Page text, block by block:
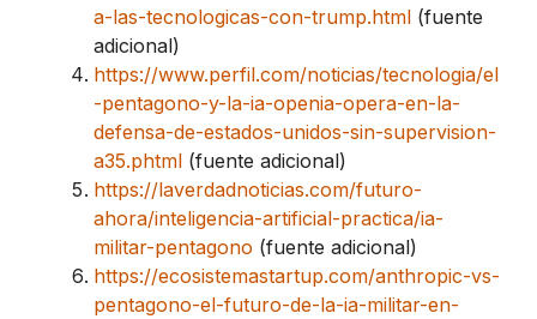
a-las-tecnologicas-con-trump.html (fuente
adicional)
https://www.perfil.com/noticias/tecnologia/el
-pentagono-y-la-ia-openia-opera-en-la-
defensa-de-estados-unidos-sin-supervision-
a35.phtml (fuente adicional)
https://laverdadnoticias.com/futuro-
ahora/inteligencia-artificial-practica/ia-
militar-pentagono (fuente adicional)
https://ecosistemastartup.com/anthropic-vs-
pentagono-el-futuro-de-la-ia-militar-en-